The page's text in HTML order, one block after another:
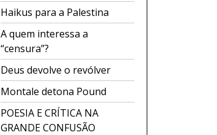
Haikus para a Palestina
A quem interessa a
“censura”?
Deus devolve o revólver
Montale detona Pound
POESIA E CRÍTICA NA
GRANDE CONFUSÃO